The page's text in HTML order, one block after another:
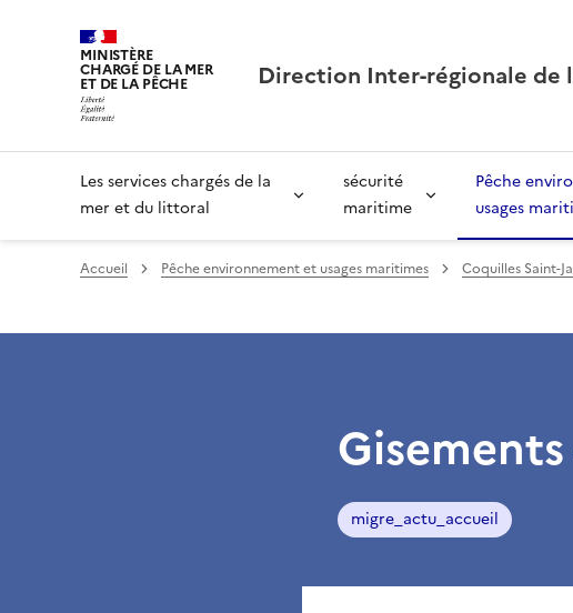
MINISTÈRE
CHARGÉ DE LA MER
ET DE LA PÊCHE Direction Inter-régionale de
Les services chargés de la
mer et du littoral
sécurité
maritime
Pêche
usages
Accueil Pêche environnement et usages maritimes Coquilles Saint-
migre_actu_accueil